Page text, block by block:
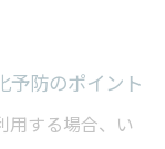
予防のポイント
用する場合、い